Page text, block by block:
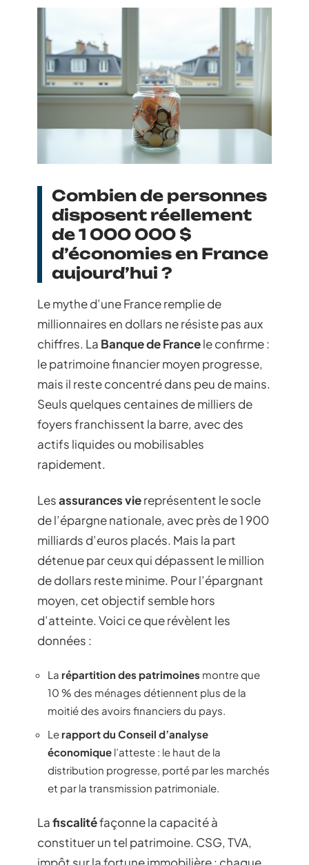
Combien de personnes
disposent réellement
de 1 000 000 $
d’économies en France
aujourd’hui ?
Le mythe d’une France remplie de
millionnaires en dollars ne résiste pas aux
chiffres. La Banque de Francele confirme :
le patrimoine financier moyen progresse,
mais il reste concentré dans peu de mains.
Seuls quelques centaines de milliers de
foyers franchissent la barre, avec des
actifs liquides ou mobilisables
rapidement.
Lesassurances viereprésentent le socle
de l’épargne nationale, avec près de 1 900
milliards d’euros placés. Mais la part
détenue par ceux qui dépassent le million
de dollars reste minime. Pour l’épargnant
moyen, cet objectif semble hors
d’atteinte. Voici ce que révèlent les
données :
La répartition des patrimoines montre que
10 % des ménages détiennent plus de la
moitié des avoirs financiers du pays.
Le rapport du Conseil d’analyse
économique l’atteste : le haut de la
distribution progresse, porté par les marchés
et par la transmission patrimoniale.
Lafiscalitéfaçonne la capacité à
constituer un tel patrimoine. CSG, TVA,